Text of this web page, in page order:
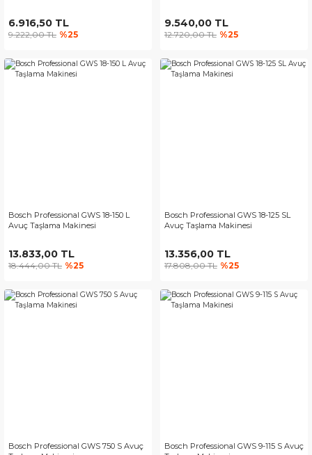
6.916,50 TL
9.222,00 TL %25
9.540,00 TL
12.720,00 TL %25
Bosch Professional GWS 18-150 L
Avuç Taşlama Makinesi
13.833,00 TL
18.444,00 TL %25
Bosch Professional GWS 18-125 SL
Avuç Taşlama Makinesi
13.356,00 TL
17.808,00 TL %25
Bosch Professional GWS 750 S Avuç
Bosch Professional GWS 9-115 S Avuç